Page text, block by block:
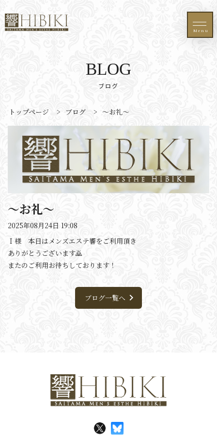
Menu
ブログ
BLOG
トップページ > ブログ > 〜お礼〜
〜お礼〜
2025年08月24日 19:08
Ｉ様 本日はメンズエステ響をご利用頂き
ありがとうございます🙇
またのご利用お待ちしております！
ブログ一覧へ chevron_right